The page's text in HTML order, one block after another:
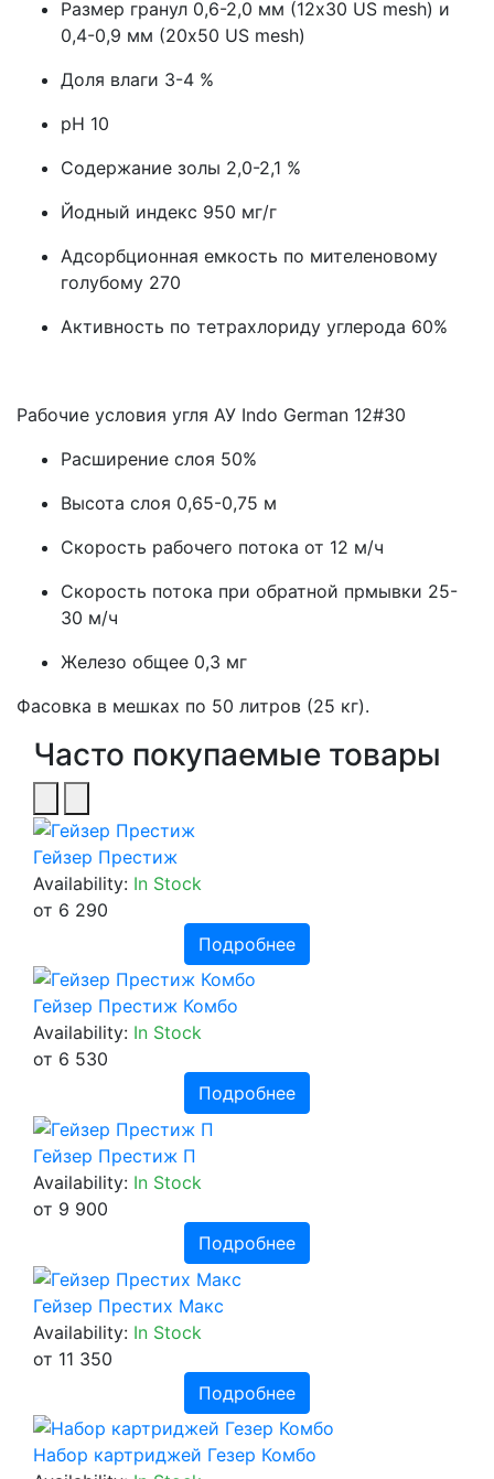
Размер гранул 0,6-2,0 мм (12х30 US mesh) и
0,4-0,9 мм (20х50 US mesh)
Доля влаги 3-4 %
рН 10
Содержание золы 2,0-2,1 %
Йодный индекс 950 мг/г
Адсорбционная емкость по мителеновому
голубому 270
Активность по тетрахлориду углерода 60%
Рабочие условия угля АУ Indo German 12#30
Расширение слоя 50%
Высота слоя 0,65-0,75 м
Скорость рабочего потока от 12 м/ч
Скорость потока при обратной прмывки 25-
30 м/ч
Железо общее 0,3 мг
Фасовка в мешках по 50 литров (25 кг).
Часто покупаемые товары
Гейзер Престиж
Availability: In Stock
от 6 290
Подробнее
Гейзер Престиж Комбо
Availability: In Stock
от 6 530
Подробнее
Гейзер Престиж П
Availability: In Stock
от 9 900
Подробнее
Гейзер Престих Макс
Availability: In Stock
от 11 350
Подробнее
Набор картриджей Гезер Комбо